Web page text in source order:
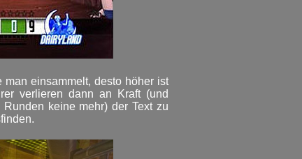
einsammelt, desto höher ist
verlieren dann an Kraft (und
keine mehr) der Text zu